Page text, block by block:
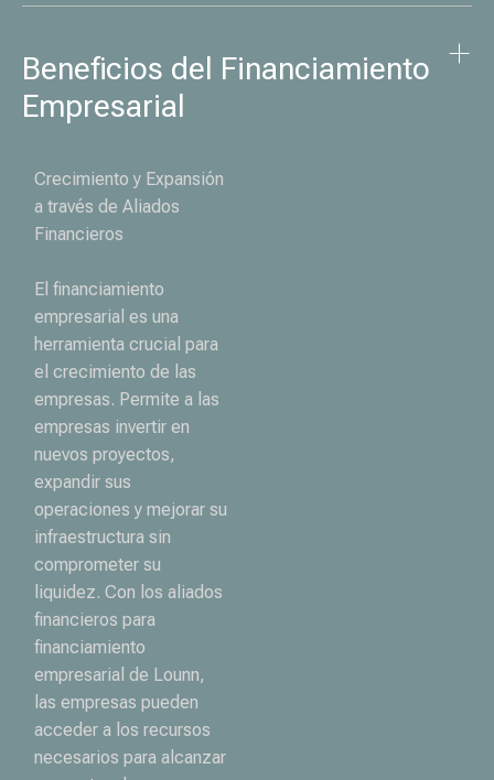
Beneficios del Financiamiento
Empresarial
Crecimiento y Expansión
a través de Aliados
Financieros
El financiamiento
empresarial es una
herramienta crucial para
el crecimiento de las
empresas. Permite a las
empresas invertir en
nuevos proyectos,
expandir sus
operaciones y mejorar su
infraestructura sin
comprometer su
liquidez. Con los aliados
financieros para
financiamiento
empresarial de Lounn,
las empresas pueden
acceder a los recursos
necesarios para alcanzar